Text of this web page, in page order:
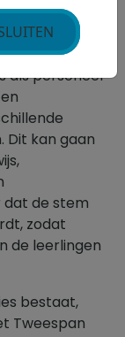
primair
de
bestaat uit
als personeel
Dit kan gaan
dat de stem
zodat
de leerlingen
bestaat,
Tweespan